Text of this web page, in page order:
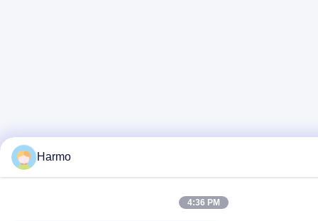
Harmo
4:36 PM